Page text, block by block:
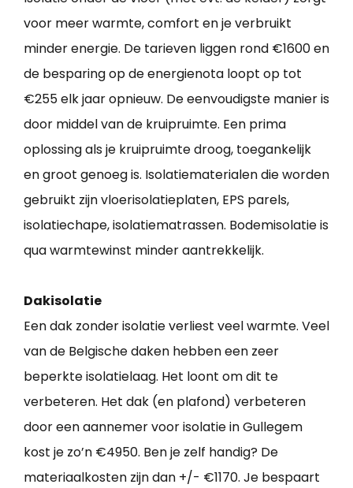
voor meer warmte, comfort en je verbruikt
minder energie. De tarieven liggen rond €1600 en
de besparing op de energienota loopt op tot
€255 elk jaar opnieuw. De eenvoudigste manier is
door middel van de kruipruimte. Een prima
oplossing als je kruipruimte droog, toegankelijk
en groot genoeg is. Isolatiematerialen die worden
gebruikt zijn vloerisolatieplaten, EPS parels,
isolatiechape, isolatiematrassen. Bodemisolatie is
qua warmtewinst minder aantrekkelijk.
Dakisolatie
Een dak zonder isolatie verliest veel warmte. Veel
van de Belgische daken hebben een zeer
beperkte isolatielaag. Het loont om dit te
verbeteren. Het dak (en plafond) verbeteren
door een aannemer voor isolatie in Gullegem
kost je zo’n €4950. Ben je zelf handig? De
materiaalkosten zijn dan +/- €1170. Je bespaart